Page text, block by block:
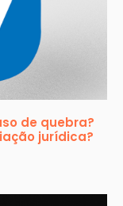
de quebra?
jurídica?